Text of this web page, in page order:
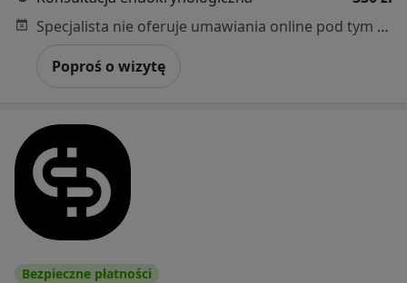
Specjalista nie oferuje umawiania online pod tym adresem.
Poproś o wizytę
Bezpieczne płatności